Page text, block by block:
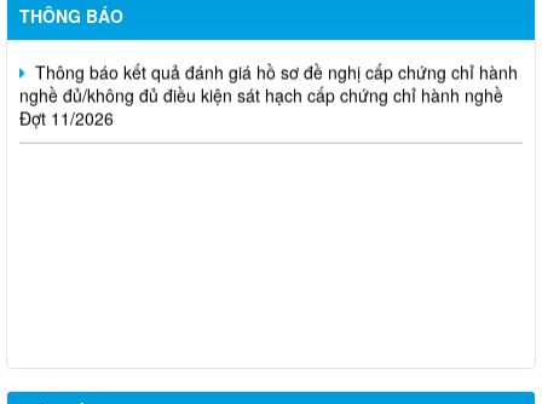
THÔNG BÁO
Đợt 10/2026
Thông báo kết quả đánh giá hồ sơ đề nghị cấp chứng chỉ hành
nghề đủ/không đủ điều kiện sát hạch cấp chứng chỉ hành nghề
Đợt 11/2026